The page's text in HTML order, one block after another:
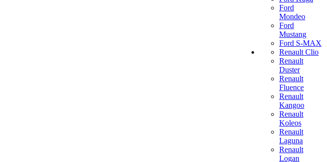
Ford
Mondeo
Ford
Mustang
Ford S-MAX
Renault Clio
Renault
Duster
Renault
Fluence
Renault
Kangoo
Renault
Koleos
Renault
Laguna
Renault
Logan